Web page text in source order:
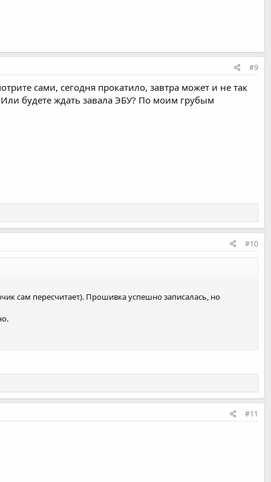
#9
сами, сегодня прокатило, завтра может и не так
будете ждать завала ЭБУ? По моим грубым
#10
сам пересчитает). Прошивка успешно записалась, но
#11